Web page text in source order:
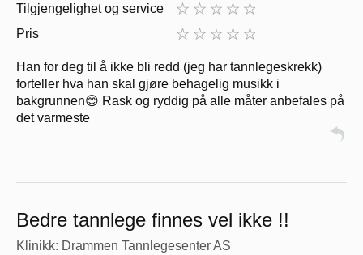
Tilgjengelighet og service
Pris
Han for deg til å ikke bli redd (jeg har tannlegeskrekk)
forteller hva han skal gjøre behagelig musikk i
bakgrunnen😊 Rask og ryddig på alle måter anbefales på
det varmeste
Bedre tannlege finnes vel ikke !!
Klinikk: Drammen Tannlegesenter AS